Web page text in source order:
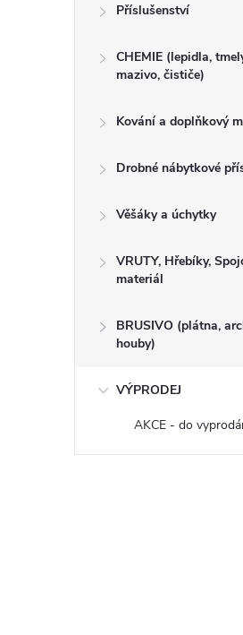
Příslušenství
CHEMIE (lepidla,
mazivo, čističe)
Kování a doplňkový
Drobné nábytkové
Věšáky a úchytky
VRUTY, Hřebíky,
materiál
BRUSIVO (plátna,
houby)
VÝPRODEJ
AKCE - do